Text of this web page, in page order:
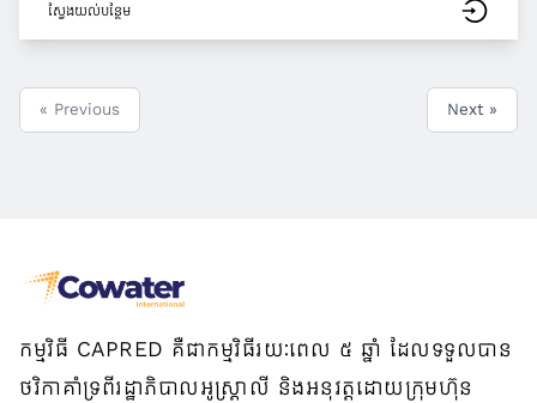
ស្វែង​យល់​បន្ថែម
« Previous Next »
កម្មវិធី CAPRED គឺជាកម្មវិធីរយៈពេល ៥ ឆ្នាំ ដែលទទួលបាន
ថវិកាគាំទ្រពីរដ្ឋាភិបាលអូស្ត្រាលី និងអនុវត្តដោយក្រុមហ៊ុន